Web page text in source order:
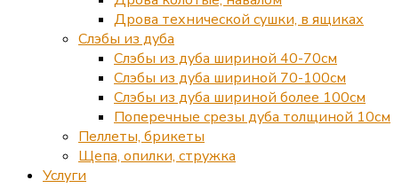
Дрова технической сушки, в ящиках
Слэбы из дуба
Слэбы из дуба шириной 40-70см
Слэбы из дуба шириной 70-100см
Слэбы из дуба шириной более 100см
Поперечные срезы дуба толщиной 10см
Пеллеты, брикеты
Щепа, опилки, стружка
Услуги